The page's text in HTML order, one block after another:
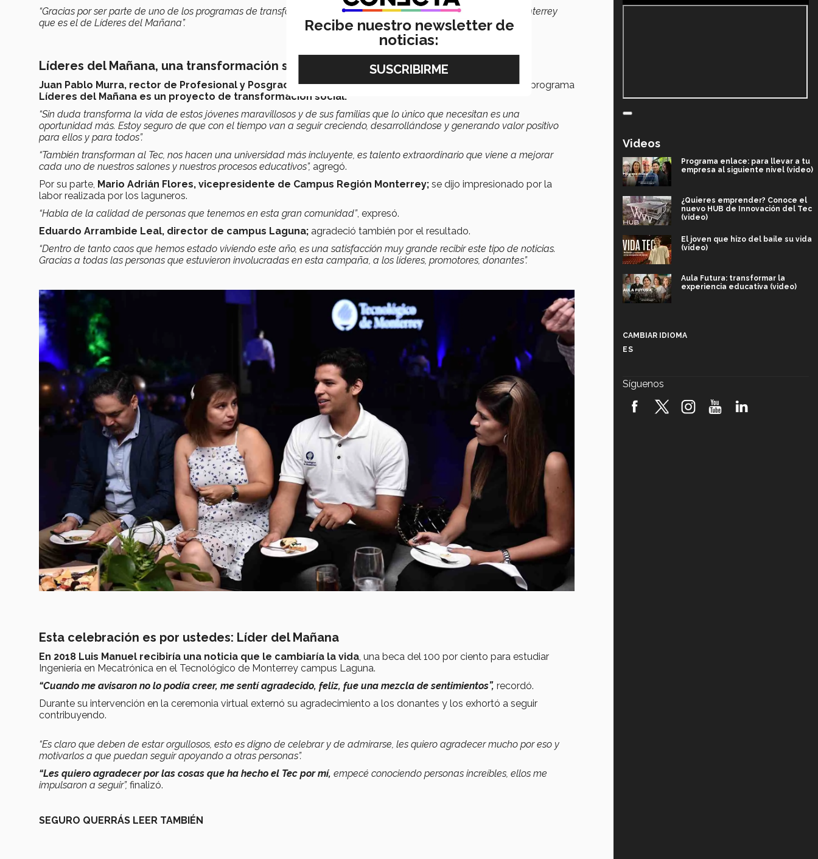
“Gracias por ser parte de uno de los programas de transformación más importantes e inspiradores del Tec de Monterrey
que es el de Líderes del Mañana”.
Líderes del Mañana, una transformación social
Juan Pablo Murra, rector de Profesional y Posgrados del Tecnológico de Monterrey;aseguró que el programa
Líderes del Mañana es un proyecto de transformación social.
“Sin duda transforma la vida de estos jóvenes maravillosos y de sus familias que lo único que necesitan es una
oportunidad más. Estoy seguro de que con el tiempo van a seguir creciendo, desarrollándose y generando valor positivo
para ellos y para todos”.
“También transforman al Tec, nos hacen una universidad más incluyente, es talento extraordinario que viene a mejorar
cada uno de nuestros salones y nuestros procesos educativos”, agregó.
Por su parte, Mario Adrián Flores, vicepresidente de Campus Región Monterrey; se dijo impresionado por la
labor realizada por los laguneros.
“Habla de la calidad de personas que tenemos en esta gran comunidad”, expresó.
Eduardo Arrambide Leal, director de campus Laguna; agradeció también por el resultado.
“Dentro de tanto caos que hemos estado viviendo este año, es una satisfacción muy grande recibir este tipo de noticias.
Gracias a todas las personas que estuvieron involucradas en esta campaña, a los líderes, promotores, donantes”.
Esta celebración es por ustedes: Líder del Mañana
En 2018 Luis Manuel recibiría una noticia que le cambiaría la vida , una beca del 100 por ciento para estudiar
Ingeniería en Mecatrónica en el Tecnológico de Monterrey campus Laguna.
“Cuando me avisaron no lo podía creer, me sentí agradecido, feliz, fue una mezcla de sentimientos”, recordó.
Durante su intervención en la ceremonia virtual externó su agradecimiento a los donantes y los exhortó a seguir
contribuyendo.
“Es claro que deben de estar orgullosos, esto es digno de celebrar y de admirarse, les quiero agradecer mucho por eso y
motivarlos a que puedan seguir apoyando a otras personas”.
“Les quiero agradecer por las cosas que ha hecho el Tec por mí, empecé conociendo personas increíbles, ellos me
impulsaron a seguir”, finalizó.
SEGURO QUERRÁS LEER TAMBIÉN
Videos
Programa enlace: para llevar a tu
empresa al siguiente nivel (video)
¿Quieres emprender? Conoce el
nuevo HUB de Innovación del Tec
(video)
El joven que hizo del baile su vida
(video)
Aula Futura: transformar la
experiencia educativa (video)
robótica FIRST 2026! (video)
CAMBIAR IDIOMA
ES
Síguenos
Recibe nuestro newsletter de
noticias: